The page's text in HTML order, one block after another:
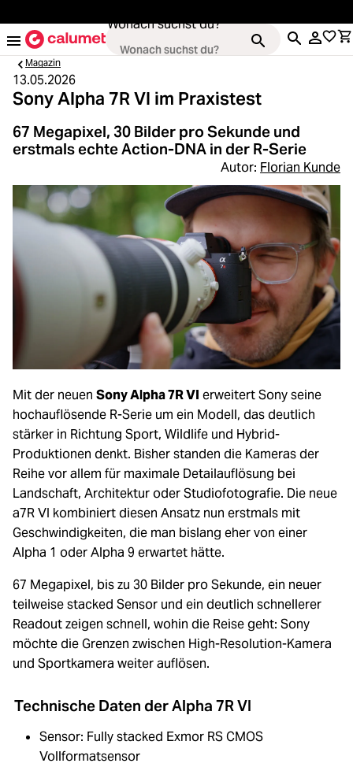
Wonach suchst du?
Kameras
Loading...
Loading... Video & Drohnen
Loading... Stative & Gimbals
Loading... Taschen
Loading... Zubehör
Loading... Licht & Studio
Loading... Bildbearbeitung
Loading... Ferngläser
Loading... Second Hand
Loading... SALE
Loading...
Magazin
13.05.2026
Sony Alpha 7R VI im Praxistest
67 Megapixel, 30 Bilder pro Sekunde und
erstmals echte Action-DNA in der R-Serie
Autor: Florian Kunde
Mit der neuen Sony Alpha 7R VI erweitert Sony seine
hochauflösende R-Serie um ein Modell, das deutlich
stärker in Richtung Sport, Wildlife und Hybrid-
Produktionen denkt. Bisher standen die Kameras der
Reihe vor allem für maximale Detailauflösung bei
Landschaft, Architektur oder Studiofotografie. Die neue
a7R VI kombiniert diesen Ansatz nun erstmals mit
Geschwindigkeiten, die man bislang eher von einer
Alpha 1 oder Alpha 9 erwartet hätte.
67 Megapixel, bis zu 30 Bilder pro Sekunde, ein neuer
teilweise stacked Sensor und ein deutlich schnellerer
Readout zeigen schnell, wohin die Reise geht: Sony
möchte die Grenzen zwischen High-Resolution-Kamera
und Sportkamera weiter auflösen.
Technische Daten der Alpha 7R VI
Sensor: Fully stacked Exmor RS CMOS
Vollformatsensor